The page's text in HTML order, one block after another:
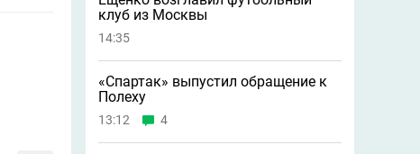
клуб из Москвы
14:35
«Спартак» выпустил обращение к
Полеху
13:12 4